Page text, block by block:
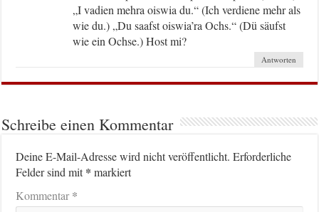
„I vadien mehra oiswia du.“ (Ich verdiene mehr als
wie du.) „Du saafst oiswia’ra Ochs.“ (Dü säufst
wie ein Ochse.) Host mi?
Antworten
Schreibe einen Kommentar
Deine E-Mail-Adresse wird nicht veröffentlicht. Erforderliche
Felder sind mit* markiert
Kommentar*